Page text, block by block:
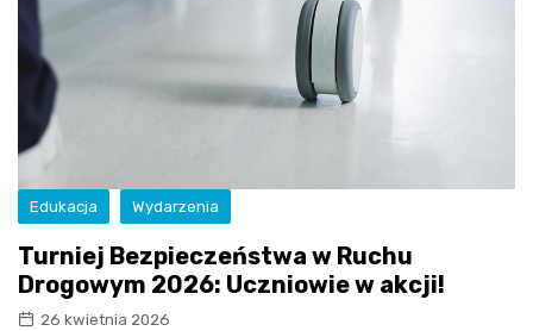
Edukacja Wydarzenia
Turniej Bezpieczeństwa w Ruchu
Drogowym 2026: Uczniowie w akcji!
26 kwietnia 2026